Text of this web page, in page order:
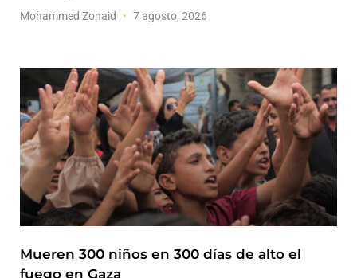
Mohammed Zonaid 7 agosto, 2026
Mueren 300 niños en 300 días de alto el
fuego en Gaza